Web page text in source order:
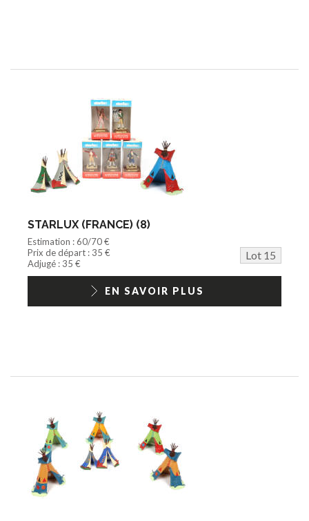
STARLUX (FRANCE) (8)
Estimation : 60/70 €
Prix de départ : 35 €
Lot 15
Adjugé : 35 €
EN SAVOIR PLUS